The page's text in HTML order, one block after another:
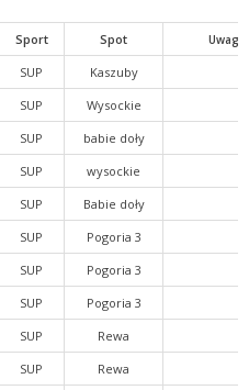
Sport Spot Uwagi
SUP
Kaszuby
SUP
Wysockie
SUP
babie doły
SUP
wysockie
SUP
Babie doły
SUP
Pogoria 3
SUP
Pogoria 3
SUP
Pogoria 3
SUP
Rewa
SUP Rewa